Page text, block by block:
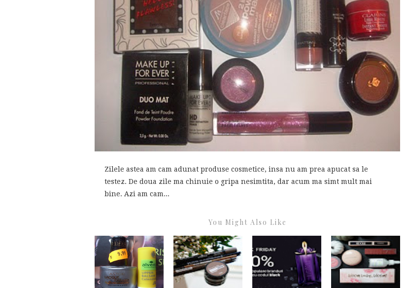
Zilele astea am cam adunat produse cosmetice, insa nu am prea apucat sa le
testez. De doua zile ma chinuie o gripa nesimtita, dar acum ma simt mult mai
bine. Azi am cam...
You Might Also Like